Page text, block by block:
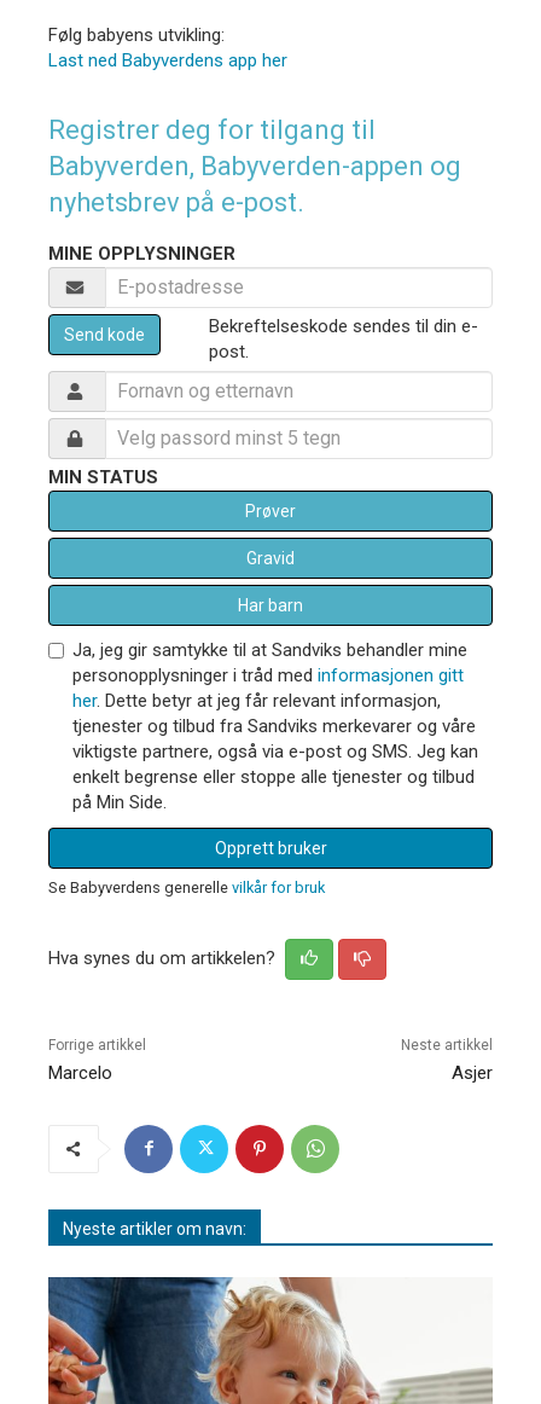
Følg babyens utvikling:
Last ned Babyverdens app her
Registrer deg for tilgang til
Babyverden, Babyverden-appen og
nyhetsbrev på e-post.
MINE OPPLYSNINGER
Send kode
Bekreftelseskode sendes til din e-
post.
MIN STATUS
Prøver
Gravid
Har barn
Ja, jeg gir samtykke til at Sandviks behandler mine
personopplysninger i tråd med informasjonen gitt
her. Dette betyr at jeg får relevant informasjon,
tjenester og tilbud fra Sandviks merkevarer og våre
viktigste partnere, også via e-post og SMS. Jeg kan
enkelt begrense eller stoppe alle tjenester og tilbud
på Min Side.
Opprett bruker
Se Babyverdens generelle vilkår for bruk
Hva synes du om artikkelen?
Forrige artikkel
Marcelo
Neste artikkel
Asjer
Nyeste artikler om navn: